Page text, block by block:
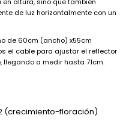
de luz horizontalmente con un
de 60cm (ancho) x55cm
el cable para ajustar el reflector
a medir hasta 71cm.
(crecimiento-floración)